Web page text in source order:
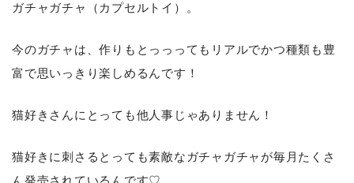
ガチャガチャ（カプセルトイ）。
今のガチャは、作りもとっっってもリアルでかつ種類も豊
富で思いっきり楽しめるんです！
猫好きさんにとっても他人事じゃありません！
猫好きに刺さるとっても素敵なガチャガチャが毎月たくさ
ん発売されているんです♡